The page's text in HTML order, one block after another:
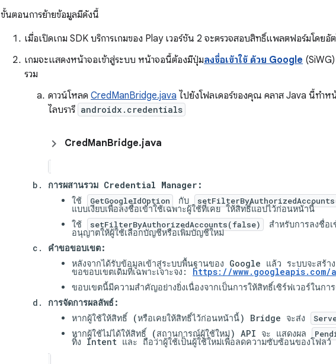
ขั้นตอนการย้ายข้อมูลมีดังนี้
เมื่อเปิดเกม SDK บริการเกมของ Play เวอร์ชัน 2 จะตรวจสอบสิทธิ์แพลตฟอร์มโดยอั
เกมจะแสดงหน้าจอเข้าสู่ระบบ หน้าจอนี้ต้องมีปุ่มลงชื่อเข้าใช้ ด้วย Google
รวม
ดาวน์โหลด CredManBridge.java ไปยังโฟลเดอร์ของคุณ คลาส Java นี้ทำห
ไลบรารี androidx.credentials
Cred ManBridge.java
การผสานรวม Credential Manager:
ใช้
GetGoogleIdOption กับ
แบบเงียบเพื่อลงชื่อเข้าใช้เฉพาะผู้ใช้ที่เคย ให้สิทธิ์แอปไว้ก่อนหน้านี้
ใช้
setFilterByAuthorizedAccounts(false) สำหรับการลงชื่อ
อนุญาตให้ผู้ใช้เลือกบัญชีหรือเพิ่มบัญชีใหม่
คำขอขอบเขต:
หลังจากได้รับข้อมูลเข้าสู่ระบบพื้นฐานของ Google แล้ว ระบบจะสร้าง
ขอขอบเขตเดิมที่เฉพาะเจาะจง: https://www.googleapis.com/
ขอบเขตนี้มีความสําคัญอย่างยิ่งเนื่องจากเป็นการให้สิทธิ์เซิร์ฟเวอร์ใน
การจัดการผลลัพธ์:
หากผู้ใช้ให้สิทธิ์ (หรือเคยให้สิทธิ์ไว้ก่อนหน้านี้) Bridge จะส่ง
หากผู้ใช้ไม่ได้ให้สิทธิ์ (สถานการณ์ผู้ใช้ใหม่) API จะ แสดงผล
ทิ้ง Intent และ ถือว่าผู้ใช้เป็นผู้ใช้ใหม่เพื่อลดความซับซ้อนของโฟลว์